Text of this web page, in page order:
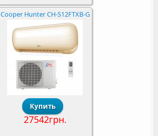
Cooper Hunter CH-S12FTXB-G
27542грн.